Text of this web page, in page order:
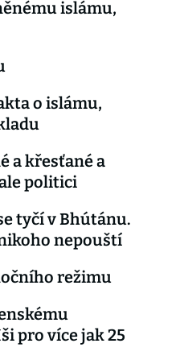
islámu,
o islámu,
a křesťané a
politici
tyčí v Bhútánu.
nepouští
režimu
pro více jak 25